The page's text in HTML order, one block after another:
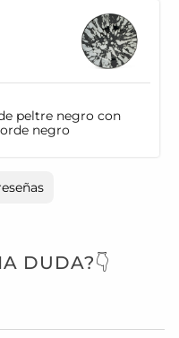
peltre negro con
negro
DUDA?👇